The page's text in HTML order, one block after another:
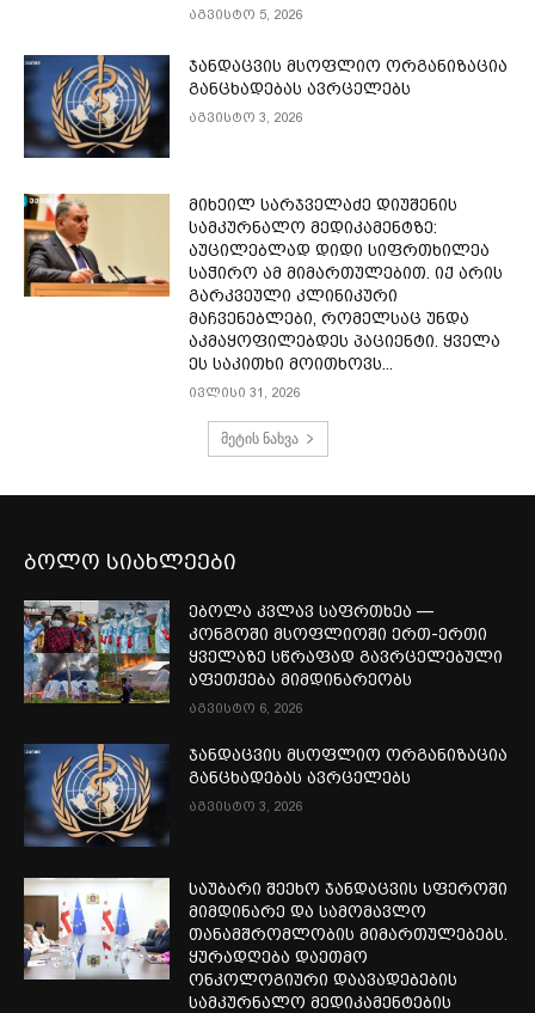
აგვისტო 5, 2026
ჯანდაცვის მსოფლიო ორგანიზაცია
განცხადებას ავრცელებს
აგვისტო 3, 2026
მიხეილ სარჯველაძე დიუშენის
სამკურნალო მედიკამენტზე:
აუცილებლად დიდი სიფრთხილეა
საჭირო ამ მიმართულებით. იქ არის
გარკვეული კლინიკური
მაჩვენებლები, რომელსაც უნდა
აკმაყოფილებდეს პაციენტი. ყველა
ეს საკითხი მოითხოვს...
ივლისი 31, 2026
მეტის ნახვა
ბოლო სიახლეები
ებოლა კვლავ საფრთხეა —
კონგოში მსოფლიოში ერთ-ერთი
ყველაზე სწრაფად გავრცელებული
აფეთქება მიმდინარეობს
აგვისტო 6, 2026
ჯანდაცვის მსოფლიო ორგანიზაცია
განცხადებას ავრცელებს
აგვისტო 3, 2026
საუბარი შეეხო ჯანდაცვის სფეროში
მიმდინარე და სამომავლო
თანამშრომლობის მიმართულებებს.
ყურადღება დაეთმო
ონკოლოგიური დაავადებების
სამკურნალო მედიკამენტების